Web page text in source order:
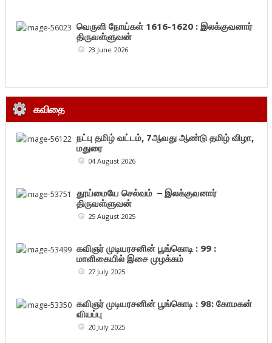
வெருளி நோய்கள் 1616-1620 : இலக்குவனார்
திருவள்ளுவன்
23 June 2026
கவிதை
நட்பு தமிழ் வட்டம், 7ஆவது ஆண்டு தமிழ் விழா,
மதுரை
04 August 2026
தூய்மையே செல்வம் – இலக்குவனார்
திருவள்ளுவன்
25 August 2025
கவிஞர் முடியரசனின் பூங்கொடி : 99 :
மாளிகையில் இசை முழக்கம்
27 July 2025
கவிஞர் முடியரசனின் பூங்கொடி : 98: கோமகன்
வியப்பு
20 July 2025